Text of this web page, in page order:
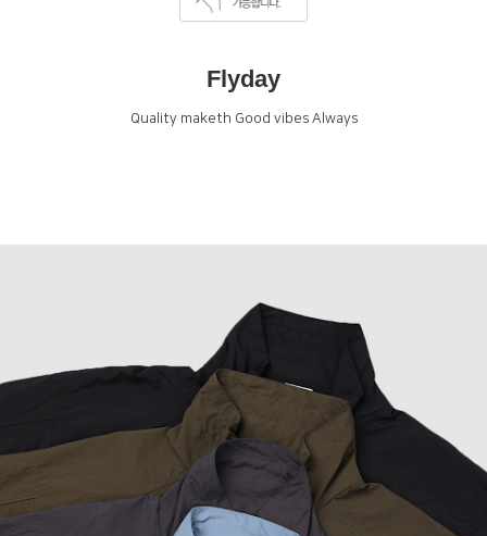
Flyday
Quality maketh Good vibes Always